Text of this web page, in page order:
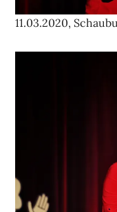
11.03.2020,